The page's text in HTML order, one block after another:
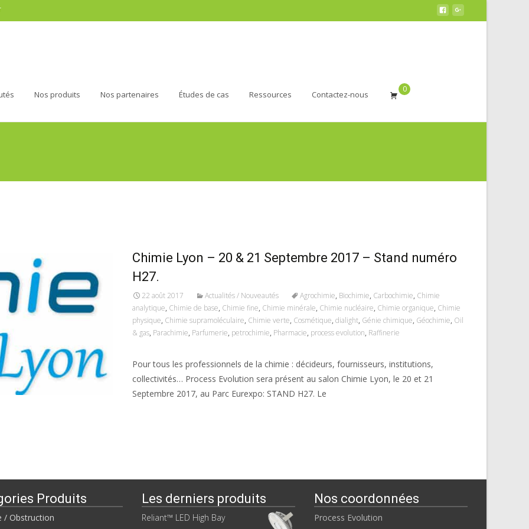
Nos produits Nos partenaires Études de cas Ressources Contactez-nous
0
Chimie Lyon – 20 & 21 Septembre 2017 – Stand numéro
H27.
22 août 2017 Actualités / Nouveautés Agrochimie, Biochimie, Carbochimie, Chimie
analytique, Chimie de base, Chimie fine, Chimie minérale, Chimie nucléaire, Chimie organique, Chimie
physique, Chimie supramoléculaire, Chimie verte, Cosmétique, dialight, Génie chimique, Géochimie, Oil
& gas, Parachimie, Parfumerie, petrochimie, Pharmacie, process evolution, Raffinerie
Pour tous les professionnels de la chimie : décideurs, fournisseurs, institutions,
collectivités… Process Evolution sera présent au salon Chimie Lyon, le 20 et 21
Septembre 2017, au Parc Eurexpo: STAND H27. Le
Produits
/ Obstruction
Les derniers produits
Reliant™ LED High Bay
Nos coordonnées
Process Evolution